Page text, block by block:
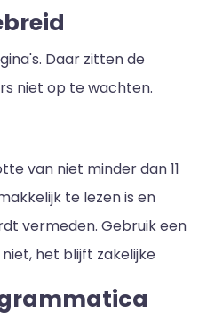
Daar zitten de
niet op te wachten.
van niet minder dan 11
te lezen is en
vermeden. Gebruik een
het blijft zakelijke
grammatica